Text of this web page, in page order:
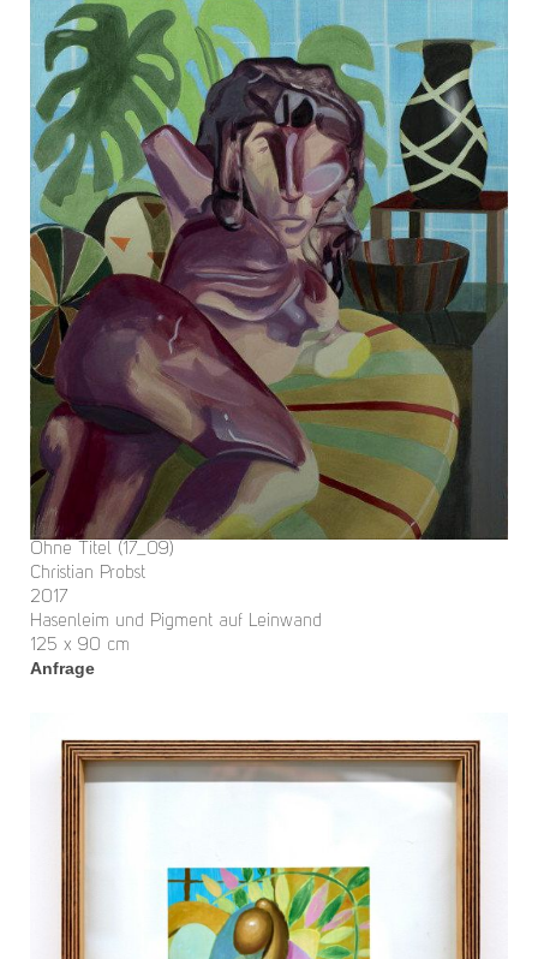
Ohne Titel (17_09)
Christian Probst
2017
Hasenleim und Pigment auf Leinwand
125 x 90 cm
Anfrage